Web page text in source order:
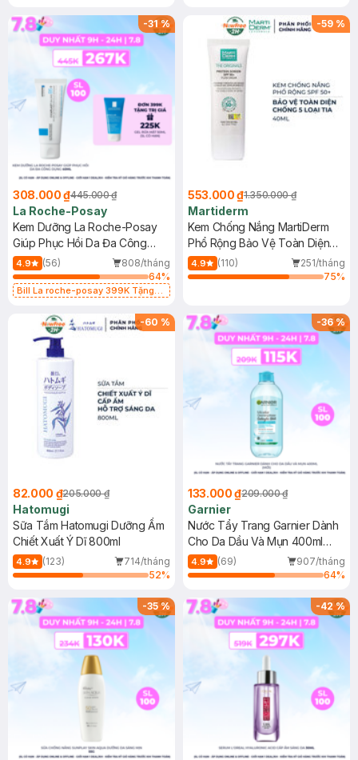
-31%
308.000 ₫445.000 ₫
La Roche-Posay
Kem Dưỡng La Roche-Posay
Giúp Phục Hồi Da Đa Công
Dụng 40ml
4.9 (56)
808/tháng
64%
Bill La roche-posay 399K Tặng
(SL có hạn)
-59 %
553.000 ₫1.350.000 ₫
Martiderm
Kem Chống Nắng MartiDerm
Phổ Rộng Bảo Vệ Toàn Diện
40ml
4.9 (110)
251/tháng
75%
-60 %
82.000 ₫205.000 ₫
Hatomugi
Sữa Tắm Hatomugi Dưỡng Ẩm
Chiết Xuất Ý Dĩ 800ml
4.9 (123)
714/tháng
52%
-36%
133.000 ₫209.000 ₫
Garnier
Nước Tẩy Trang Garnier Dành
Cho Da Dầu Và Mụn 400ml
(Mới)
4.9 (69)
907/tháng
64%
-35% -42%